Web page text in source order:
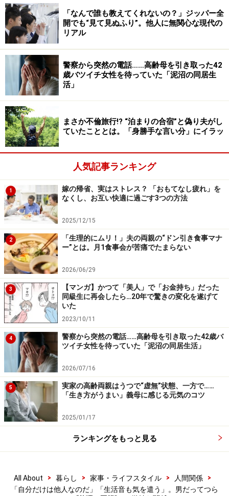
ん行く気はないとしてもそれをきっかけに話し合うこと
もできると彼は言う。
「僕らの生活をどう思ってるの、どうしたいのと聞いた
ら、『両親を安心させたい』と。答えとしてズレている
気がするんですが、妻はそれが最優先だと。じゃあ、オ
レは？ オレの存在は？ と言うと『あなたは私の夫だし、
子どもたちの父親だもの』と言ってからしばらく考えて
『何が言いたいの？』って。家族の時間を過ごしたいん
だと言うと、『じゃあ、向こうに来る？』と。でも、あ
くまでも来てほしくなさそうに言うんです。そのくらい
は僕だって読めますから」
子どもたちが寝ちゃったから来てと言われて、迎えに行
ったことはある。義母は彼を見て、「あら、いたの？」
と言った。いないと思っていただけかもしれない。だが
その発言に、彼は両親から歓迎されていないこと、妻が
彼を大事に思っていないことを読み取った。
「子どもが小さいから、いますぐ離婚とはならないだろ
うけど、だんだん帰宅する時間が遅くなってはいます
ね」
寂しそうな表情でユウスケさんはそう言った。
＞なんとなく仲間はずれ
※記事内容は執筆時点のものです。最新の内容をご確認くださ
い。
「なんで誰も教えてくれないの？」ジッパー全
開でも“見て見ぬふり”。他人に無関心な現代の
リアル
警察から突然の電話……高齢母を引き取った42
歳バツイチ女性を待っていた「泥沼の同居生
活」
まさか不倫旅行!? “泊まりの合宿”と偽り夫がし
ていたこととは。「身勝手な言い分」にイラッ
人気記事ランキング
1
嫁の帰省、実はストレス？ 「おもてなし疲れ」を
なくし、お互い快適に過ごす3つの方法
2025/12/15
2
「生理的にムリ！」夫の両親の“ドン引き食事マナ
ー”とは。月1食事会が苦痛でたまらない
2026/06/29
3
【マンガ】かつて「美人」で「お金持ち」だった
同級生に再会したら…20年で驚きの変化を遂げて
いた
2023/10/11
4
警察から突然の電話……高齢母を引き取った42歳バ
ツイチ女性を待っていた「泥沼の同居生活」
2026/07/16
5
実家の高齢両親はうつで“虚無”状態、一方で……
「生き方がうまい」義母に感じる元気のコツ
2025/01/17
ランキングをもっと見る
All About > 暮らし > 家事・ライフスタイル > 人間関係
>
「自分だけは他人なのだ」「生活音も気を遣う」。男だってつら